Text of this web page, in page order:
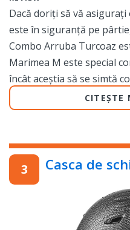
Dacă doriți să vă
este în siguranță pe
Combo Arruba Turcoaz
Marimea M este special
încât aceștia să se simtă
bucură de sportul lor
pentru mai multe
proteja capul copilului
activităților de iarnă, fără
Casca Salomon Player
CITEȘTE
Casca de